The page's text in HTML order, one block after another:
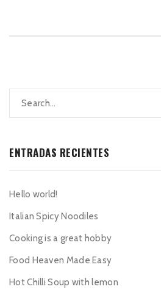
ENTRADAS RECIENTES
Hello world!
Italian Spicy Noodiles
Cooking is a great hobby
Food Heaven Made Easy
Hot Chilli Soup with lemon